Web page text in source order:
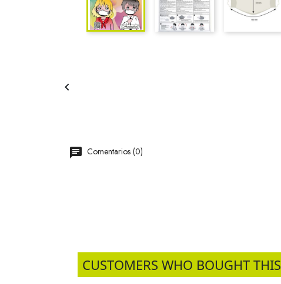

Comentarios (0)
CUSTOMERS WHO BOUGHT THIS